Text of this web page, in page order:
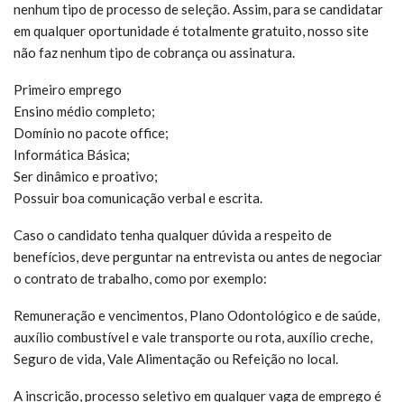
nenhum tipo de processo de seleção. Assim, para se candidatar
em qualquer oportunidade é totalmente gratuito, nosso site
não faz nenhum tipo de cobrança ou assinatura.
Primeiro emprego
Ensino médio completo;
Domínio no pacote office;
Informática Básica;
Ser dinâmico e proativo;
Possuir boa comunicação verbal e escrita.
Caso o candidato tenha qualquer dúvida a respeito de
benefícios, deve perguntar na entrevista ou antes de negociar
o contrato de trabalho, como por exemplo:
Remuneração e vencimentos, Plano Odontológico e de saúde,
auxílio combustível e vale transporte ou rota, auxílio creche,
Seguro de vida, Vale Alimentação ou Refeição no local.
A inscrição, processo seletivo em qualquer vaga de emprego é